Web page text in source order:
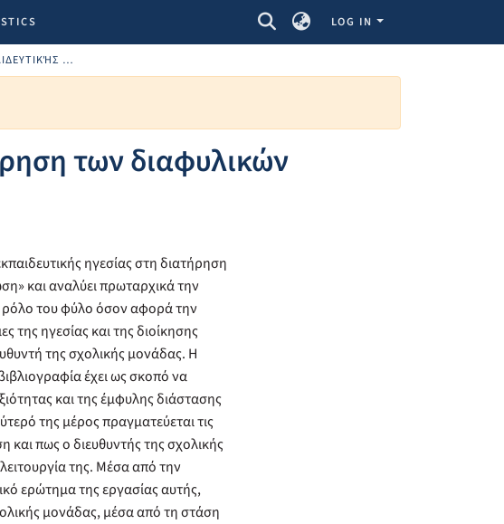
LOG IN
Ο ΡΌΛΟΣ ΤΗΣ ΕΚΠΑΙΔΕΥΤΙΚΉΣ ΗΓΕΣΊΑΣ ΣΤΗ ΔΙΑΤΉΡΗΣΗ ΤΩΝ ΔΙΑΦΥΛΙΚΏΝ ΣΤΕΡΕΟΤΎΠΩΝ ΣΤΗΝ ΑΝΆΓΝΩΣΗ
των διαφυλικών
ηγεσίας στη διατήρηση
και αναλύει πρωταρχικά την
ρόλο του φύλο όσον αφορά την
της ηγεσίας και της διοίκησης
της σχολικής μονάδας. Η
έχει ως σκοπό να
και της έμφυλης διάστασης
της μέρος πραγματεύεται τις
και πως ο διευθυντής της σχολικής
της. Μέσα από την
ερώτημα της εργασίας αυτής,
μονάδας, μέσα από τη στάση